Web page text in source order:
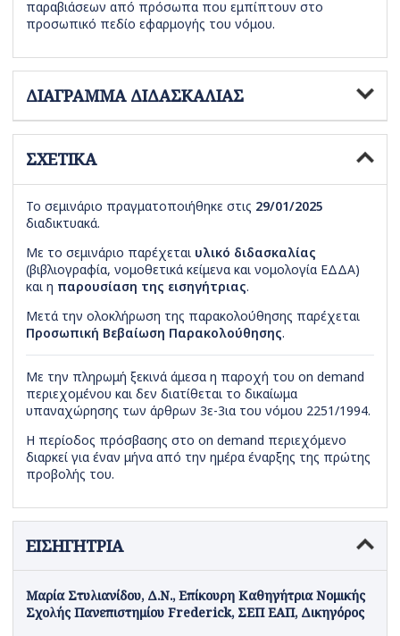
παραβιάσεων από πρόσωπα που εμπίπτουν στο
προσωπικό πεδίο εφαρμογής του νόμου.
ΔΙΑΓΡΑΜΜΑ ΔΙΔΑΣΚΑΛΙΑΣ
ΣΧΕΤΙΚΑ
Το σεμινάριο πραγματοποιήθηκε στις 29/01/2025
διαδικτυακά.
Με το σεμινάριο παρέχεται υλικό διδασκαλίας
(βιβλιογραφία, νομοθετικά κείμενα και νομολογία ΕΔΔΑ)
και η παρουσίαση της εισηγήτριας.
Μετά την ολοκλήρωση της παρακολούθησης παρέχεται
Προσωπική Βεβαίωση Παρακολούθησης.
Με την πληρωμή ξεκινά άμεσα η παροχή του on demand
περιεχομένου και δεν διατίθεται το δικαίωμα
υπαναχώρησης των άρθρων 3ε-3ια του νόμου 2251/1994.
Η περίοδος πρόσβασης στο on demand περιεχόμενο
διαρκεί για έναν μήνα από την ημέρα έναρξης της πρώτης
προβολής του.
ΕΙΣΗΓΗΤΡΙΑ
Μαρία Στυλιανίδου, Δ.Ν., Επίκουρη Καθηγήτρια Νομικής
Σχολής Πανεπιστημίου Frederick, ΣΕΠ ΕΑΠ, Δικηγόρος